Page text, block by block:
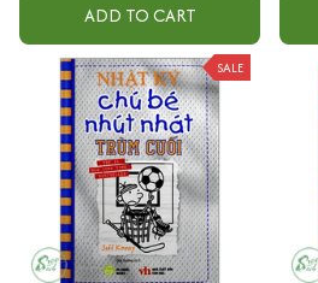
ADD TO CART
SALE